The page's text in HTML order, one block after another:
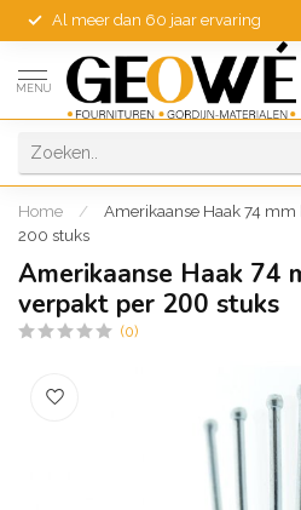
Al meer dan 60 jaar ervaring
MENU
Home /
Amerikaanse Haak 74
200 stuks
Amerikaanse Haak 74
verpakt per 200 stuks
(0)